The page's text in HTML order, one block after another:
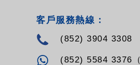
客戶服務熱線 :
(852) 3904 3308
(852) 5584 3376